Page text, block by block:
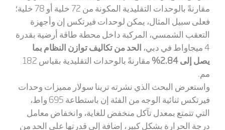
مقارنةً بالوحدات التقليدية المكونة من 72 خلية أو 78 خلية؛
فعلى سبيل المثال، يمكن لوحدات فيرتكس إن وأجهزة
التعقب الشمسي، المركبة داخل محطة طاقة أرضية بقدرة
4 ميجاواط في دبي،
الحد من تكاليف توازن النظام بما
يصل إلى 2.84%
مقارنةً بالوحدات التقليدية بقياس 182
مم.
واستعرض البحث الذي نشرته ترينا سولار مميزات وحدات
فيرتكس ثنائية الوجه من الفئة إن باستطاعة 695 واط،
التي تتمتع بمعدل تآكل منخفض للغاية، وانخفاض معامل
درجة الحرارة بشكل كبير، إضافة إلى قدرتها على الحد من